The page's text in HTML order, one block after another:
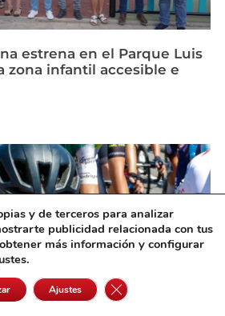
estrena en el Parque Luis
zona infantil accesible e
y de terceros para analizar
publicidad relacionada con tus
más información y configurar
Ajustes Cerrar el banner de